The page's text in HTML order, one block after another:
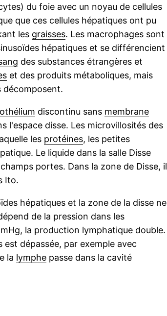
du foie avec un noyau de cellules
que ces cellules hépatiques ont pu
les graisses. Les macrophages sont
hépatiques et se différencient
des substances étrangères et
et des produits métaboliques, mais
décomposent.
discontinu sans membrane
l'espace disse. Les microvillosités des
les protéines, les petites
Le liquide dans la salle Disse
portes. Dans la zone de Disse, il
Ito.
hépatiques et la zone de la disse ne
de la pression dans les
la production lymphatique double.
dépassée, par exemple avec
la lymphe passe dans la cavité